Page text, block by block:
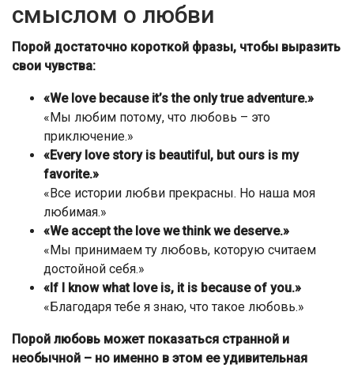
смыслом о любви
Порой достаточно короткой фразы, чтобы выразить
свои чувства:
«We love because it’s the only true adventure.»
«Мы любим потому, что любовь – это
приключение.»
«Every love story is beautiful, but ours is my
favorite.»
«Все истории любви прекрасны. Но наша моя
любимая.»
«We accept the love we think we deserve.»
«Мы принимаем ту любовь, которую считаем
достойной себя.»
«If I know what love is, it is because of you.»
«Благодаря тебе я знаю, что такое любовь.»
Порой любовь может показаться странной и
необычной – но именно в этом ее удивительная